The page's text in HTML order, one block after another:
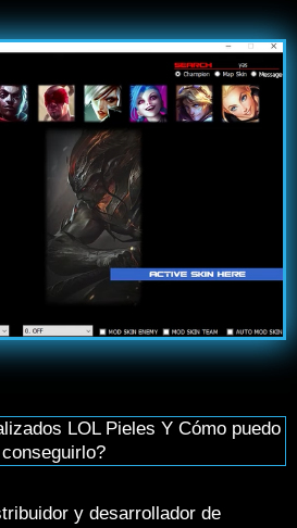
LOL Pieles Y Cómo puedo
conseguirlo?
y desarrollador de